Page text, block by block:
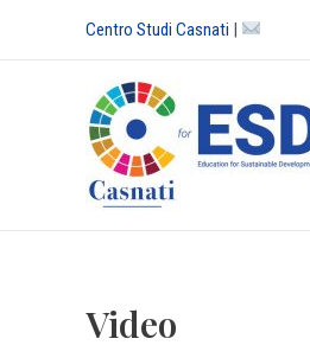
Centro Studi Casnati |
Video